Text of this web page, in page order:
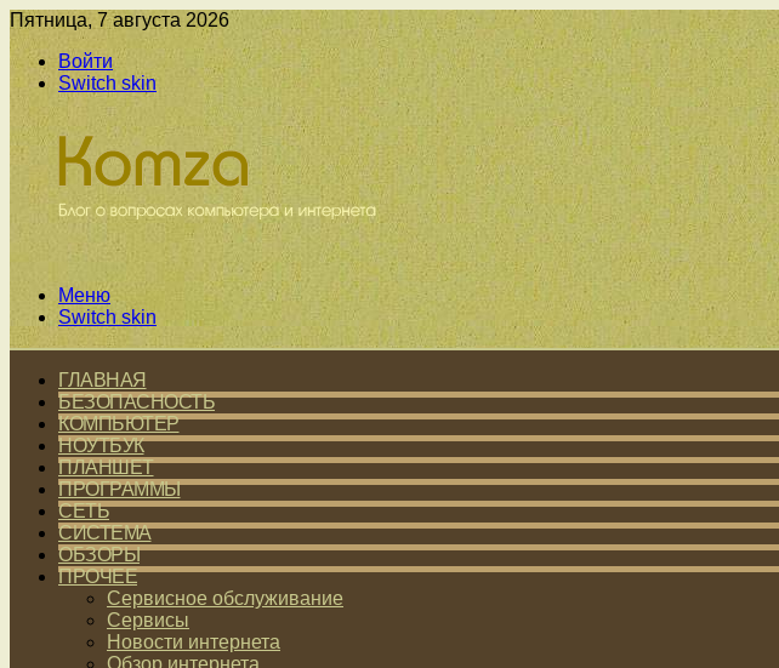
Пятница, 7 августа 2026
Войти
Switch skin
Меню
Switch skin
ГЛАВНАЯ
БЕЗОПАСНОСТЬ
КОМПЬЮТЕР
НОУТБУК
ПЛАНШЕТ
ПРОГРАММЫ
СЕТЬ
СИСТЕМА
ОБЗОРЫ
ПРОЧЕЕ
Сервисное обслуживание
Сервисы
Новости интернета
Обзор интернета